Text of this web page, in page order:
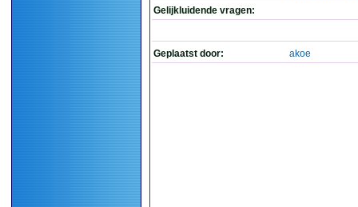
Gelijkluidende vragen:
Geplaatst door: akoe